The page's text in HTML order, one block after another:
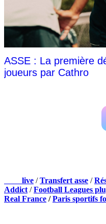
ASSE : La première
joueurs par Cathro
live /Transfert asse /
Addict /Football Leagues
Real France /Paris sportifs